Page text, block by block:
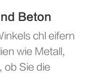
Beton
chl eifern
wie Metall,
ob Sie die